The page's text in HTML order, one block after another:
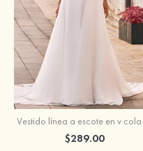
$289.00